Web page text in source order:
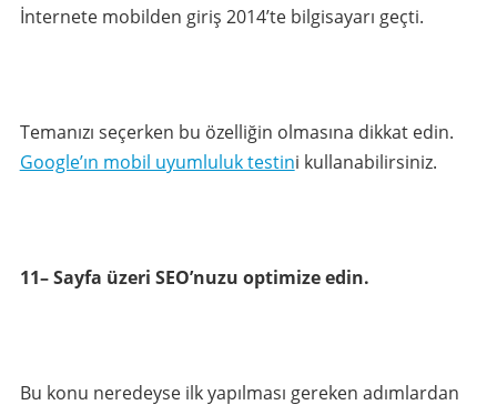
İnternete mobilden giriş 2014’te bilgisayarı geçti.
Temanızı seçerken bu özelliğin olmasına dikkat edin.
Google’ın mobil uyumluluk testini kullanabilirsiniz.
11– Sayfa üzeri SEO’nuzu optimize edin.
Bu konu neredeyse ilk yapılması gereken adımlardan